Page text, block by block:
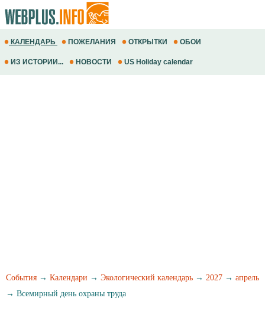
КАЛЕНДАРЬ ПОЖЕЛАНИЯ ОТКРЫТКИ ОБОИ
ИЗ ИСТОРИИ... НОВОСТИ US Holiday calendar
События → Календари → Экологический календарь → 2027 → апрель
→ Всемирный день охраны труда